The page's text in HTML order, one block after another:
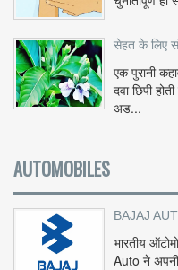
सेहत के लिए
एक पुरानी
दवा छिपी
अड...
AUTOMOBILES
BAJAJ
भारतीय
Auto ने